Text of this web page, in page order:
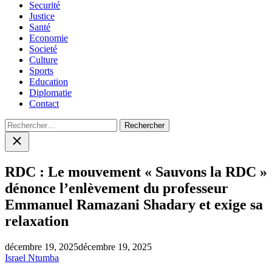
Securité
Justice
Santé
Economie
Societé
Culture
Sports
Education
Diplomatie
Contact
Rechercher :
Close
search
RDC : Le mouvement « Sauvons la RDC »
dénonce l’enlèvement du professeur
Emmanuel Ramazani Shadary et exige sa
relaxation
décembre 19, 2025décembre 19, 2025
Israel Ntumba